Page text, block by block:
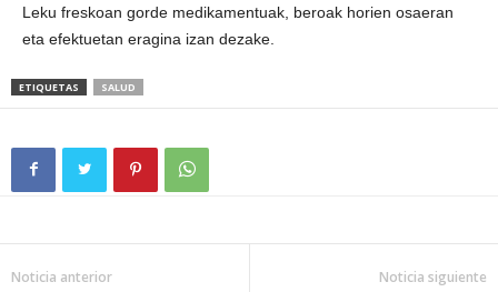
Leku freskoan gorde medikamentuak, beroak horien osaeran
eta efektuetan eragina izan dezake.
ETIQUETAS SALUD
Noticia anterior Noticia siguiente